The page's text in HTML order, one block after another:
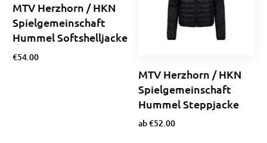
MTV Herzhorn / HKN
Spielgemeinschaft
Hummel Softshelljacke
€54.00
MTV Herzhorn / HKN
Spielgemeinschaft
Hummel Steppjacke
ab€52.00